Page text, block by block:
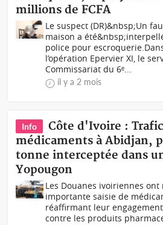
millions de FCFA
Le suspect (DR)&nbsp;Un
maison a
police pour
l’opération Epervier XI, le
Commissariat du 6ᵉ...
il y a 2 mois
Info
Côte d'Ivoire :
médicaments à Abidjan,
tonne interceptée dans
Yopougon
Les Douanes ivoiriennes
importante saisie de
réaffirmant leur
contre les produits